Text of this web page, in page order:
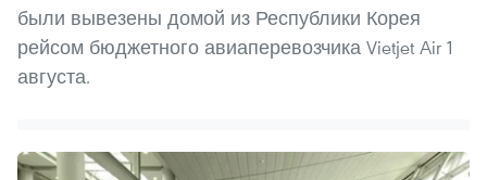
были вывезены домой из Республики Корея
рейсом бюджетного авиаперевозчика Vietjet Air 1
августа.